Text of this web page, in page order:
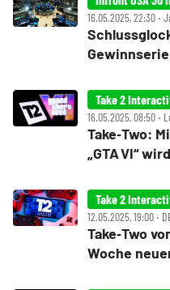
16.05.2025, 22:30 ‧
Gewinnserie
Take 2
16.05.2025, 08:50 ‧
Take‑Two:
„GTA VI“
Take 2
12.05.2025, 19:00 ‧
Take‑Two
Woche